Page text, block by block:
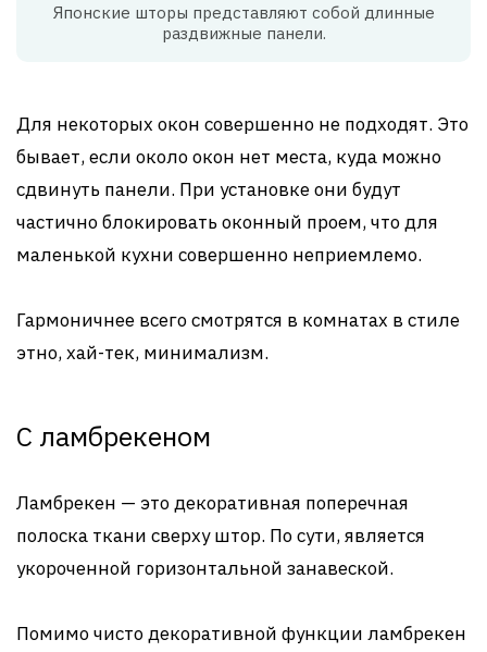
Японские шторы представляют собой длинные
раздвижные панели.
Для некоторых окон совершенно не подходят. Это
бывает, если около окон нет места, куда можно
сдвинуть панели. При установке они будут
частично блокировать оконный проем, что для
маленькой кухни совершенно неприемлемо.
Гармоничнее всего смотрятся в комнатах в стиле
этно, хай-тек, минимализм.
С ламбрекеном
Ламбрекен — это декоративная поперечная
полоска ткани сверху штор. По сути, является
укороченной горизонтальной занавеской.
Помимо чисто декоративной функции ламбрекен